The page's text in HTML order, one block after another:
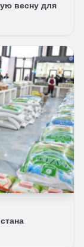
весну для